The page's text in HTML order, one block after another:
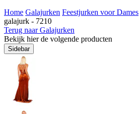
Home Galajurken Feestjurken voor Dames
galajurk - 7210
Terug naar Galajurken
Bekijk hier de volgende producten
Sidebar